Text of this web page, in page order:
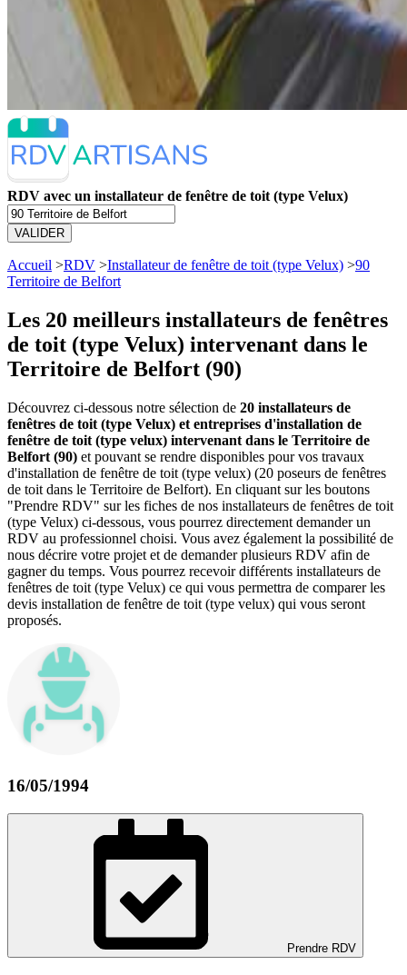
RDV avec un installateur de fenêtre de toit (type Velux)
VALIDER
Accueil >RDV >Installateur de fenêtre de toit (type Velux) >90
Territoire de Belfort
Les 20 meilleurs installateurs de fenêtres
de toit (type Velux) intervenant dans le
Territoire de Belfort (90)
Découvrez ci-dessous notre sélection de 20 installateurs de
fenêtres de toit (type Velux) et entreprises d'installation de
fenêtre de toit (type velux) intervenant dans le Territoire de
Belfort (90) et pouvant se rendre disponibles pour vos travaux
d'installation de fenêtre de toit (type velux) (20 poseurs de fenêtres
de toit dans le Territoire de Belfort). En cliquant sur les boutons
"Prendre RDV" sur les fiches de nos installateurs de fenêtres de toit
(type Velux) ci-dessous, vous pourrez directement demander un
RDV au professionnel choisi. Vous avez également la possibilité de
nous décrire votre projet et de demander plusieurs RDV afin de
gagner du temps. Vous pourrez recevoir différents installateurs de
fenêtres de toit (type Velux) ce qui vous permettra de comparer les
devis installation de fenêtre de toit (type velux) qui vous seront
proposés.
16/05/1994
Prendre RDV